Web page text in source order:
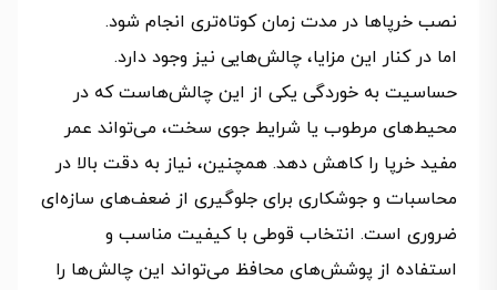
نصب خرپاها در مدت زمان کوتاه‌تری انجام شود.
اما در کنار این مزایا، چالش‌هایی نیز وجود دارد.
حساسیت به خوردگی یکی از این چالش‌هاست که در
محیط‌های مرطوب یا شرایط جوی سخت، می‌تواند عمر
مفید خرپا را کاهش دهد. همچنین، نیاز به دقت بالا در
محاسبات و جوشکاری برای جلوگیری از ضعف‌های سازه‌ای
ضروری است. انتخاب قوطی با کیفیت مناسب و
استفاده از پوشش‌های محافظ می‌تواند این چالش‌ها را